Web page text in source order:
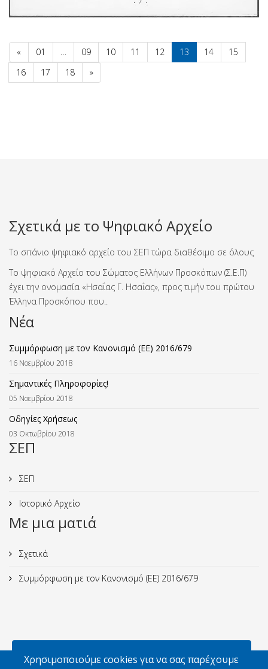
« 01 09 10 11 12 13 14
15
16
17 18 »
Σχετικά με το Ψηφιακό Αρχείο
Το σπάνιο ψηφιακό αρχείο του ΣΕΠ τώρα διαθέσιμο σε όλους
Το ψηφιακό Αρχείο του Σώματος Ελλήνων Προσκόπων (Σ.Ε.Π)
έχει την ονομασία «Ησαΐας Γ. Ησαΐας», προς τιμήν του πρώτου
Έλληνα Προσκόπου που..
Νέα
Συμμόρφωση με τον Κανονισμό (ΕΕ) 2016/679
16 Νοεμβρίου 2018
Σημαντικές Πληροφορίες!
05 Νοεμβρίου 2018
Οδηγίες Χρήσεως
03 Οκτωβρίου 2018
ΣΕΠ
ΣΕΠ
Ιστορικό Αρχείο
Με μια ματιά
Σχετικά
Συμμόρφωση με τον Κανονισμό (ΕΕ) 2016/679
Χρησιμοποιούμε cookies για να σας παρέχουμε